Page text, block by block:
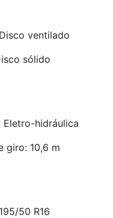
ventilado
sólido
Eletro-hidráulica
giro: 10,6 m
50 R16